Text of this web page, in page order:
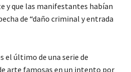
y que las manifestantes habían
de “daño criminal y entrada
el último de una serie de
arte famosas en un intento por